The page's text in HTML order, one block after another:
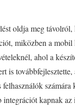
oldja meg
miközben a
ahol a
is
kapnak az